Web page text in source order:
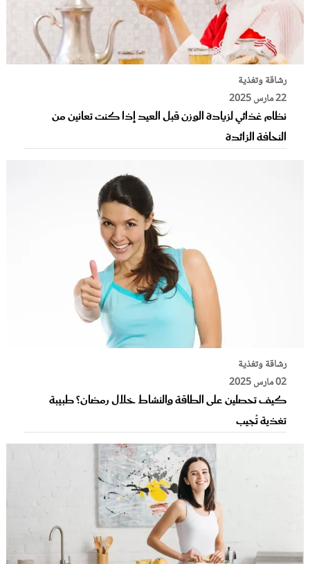
رشاقة وتغذية
22 مارس 2025
نظام غذائي لزيادة الوزن قبل العيد إذا كنت تعانين من
النحافة الزائدة
رشاقة وتغذية
02 مارس 2025
كيف تحصلين على الطاقة والنشاط خلال رمضان؟ طبيبة
تغذية تُجيب